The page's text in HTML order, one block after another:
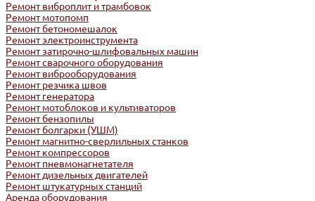
Ремонт виброплит и трамбовок
Ремонт мотопомп
Ремонт бетономешалок
Ремонт электроинструмента
Ремонт затирочно-шлифовальных машин
Ремонт сварочного оборудования
Ремонт виброоборудования
Ремонт резчика швов
Ремонт генератора
Ремонт мотоблоков и культиваторов
Ремонт бензопилы
Ремонт болгарки (УШМ)
Ремонт магнитно-сверлильных станков
Ремонт компрессоров
Ремонт пневмонагнетателя
Ремонт дизельных двигателей
Ремонт штукатурных станций
Аренда оборудования